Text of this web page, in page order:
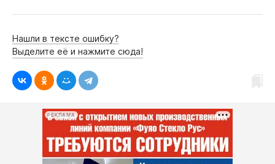
Нашли в тексте ошибку?
Выделите её и нажмите сюда!
РЕКЛАМА